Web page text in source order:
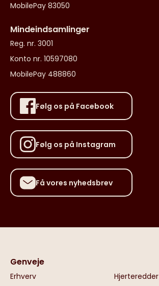
MobilePay 83050
Mindeindsamlinger
Reg. nr. 3001
Konto nr. 10597080
MobilePay 488860
Følg os på Facebook
Følg os på Instagram
Få vores nyhedsbrev
Genveje
Erhverv
Hjerteredder